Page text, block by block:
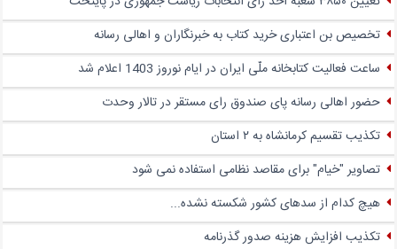
تخصیص بن اعتباری خرید کتاب به خبرنگاران و اهالی رسانه
ساعت فعالیت کتابخانه ملّی ایران در ایام نوروز 1403 اعلام شد
حضور اهالی رسانه پای صندوق‌ رای مستقر در تالار وحدت
تکذیب تقسیم کرمانشاه به ۲ استان
تصاویر "خیام" برای مقاصد نظامی استفاده نمی شود
هیچ کدام از سدهای کشور شکسته نشده...
تکذیب افزایش هزینه صدور گذرنامه